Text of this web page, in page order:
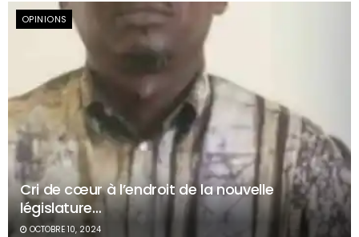
OPINIONS
Cri de cœur à l’endroit de la nouvelle
législature…
OCTOBRE 10, 2024